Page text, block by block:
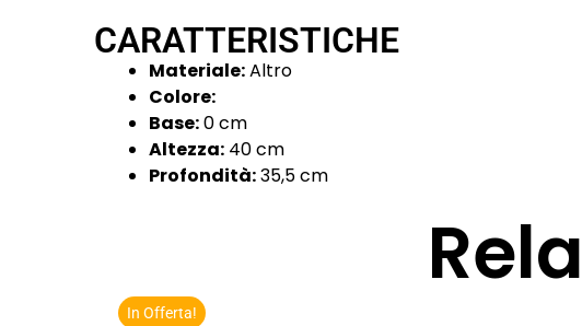
CARATTERISTICHE
Materiale:Altro
Colore:
Base:0 cm
Altezza: 40 cm
Profondità:35,5 cm
In Offerta!